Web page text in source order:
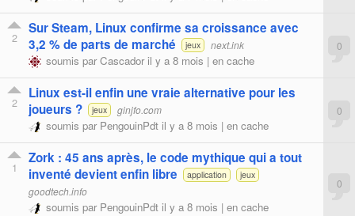
2
Sur Steam, Linux confirme sa croissance avec
3,2 % de parts de marché
jeux next.ink
soumis parCascadoril y a 8 mois | en cache
0
2
Linux est-il enfin une vraie alternative pour les
joueurs ?
jeux ginjfo.com
soumis par PengouinPdt il y a 8 mois | en cache
0
1
Zork : 45 ans après, le code mythique qui a tout
inventé devient enfin libre
application jeux
goodtech.info
soumis par PengouinPdt il y a 8 mois | en cache
0